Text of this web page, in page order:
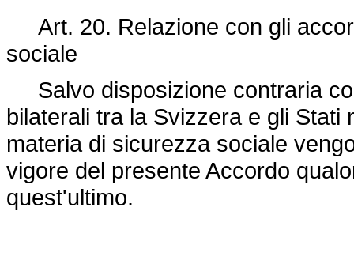
Art. 20. Relazione con gli
sociale
Salvo disposizione contraria
bilaterali tra la Svizzera e gli
materia di sicurezza sociale
vigore del presente Accordo
quest'ultimo.